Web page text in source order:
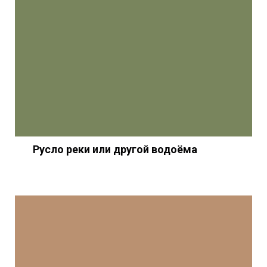
Русло реки или другой водоёма